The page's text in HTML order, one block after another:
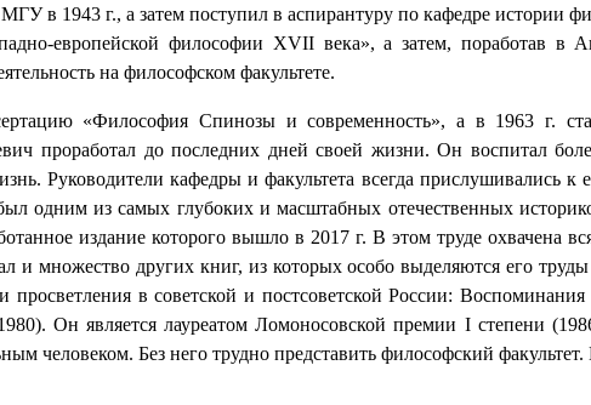
в 1943 г., а затем поступил в аспирантуру по кафедре истории
европейской философии XVIIвека», а затем, поработав в
на философском факультете.
«Философия Спинозы и современность», а в 1963 г.
проработал до последних дней своей жизни. Он воспитал
Руководители кафедры и факультета всегда прислушивались
одним из самых глубоких и масштабных отечественных
издание которого вышло в 2017 г. В этом труде охвачена
и множество других книг, из которых особо выделяются его
в советской и постсоветской России:
Он является лауреатом Ломоносовской премии Iстепени
человеком. Без него трудно представить философский факультет.